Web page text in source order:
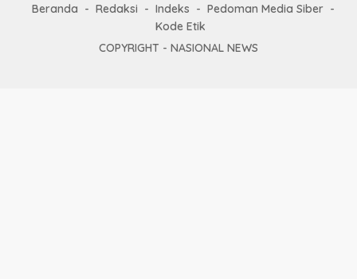
Beranda Redaksi Indeks
Pedoman Media Siber
Kode Etik
COPYRIGHT - NASIONAL NEWS